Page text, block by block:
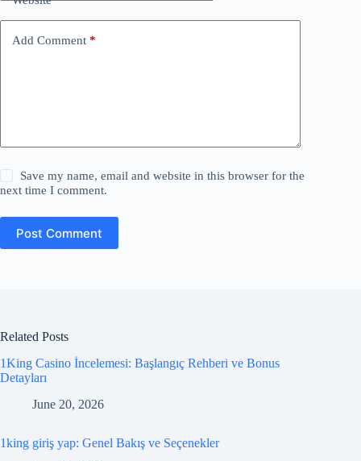
Add Comment *
Save my name, email and website in this browser for the
next time I comment.
Post Comment
Related Posts
1King Casino İncelemesi: Başlangıç Rehberi ve Bonus
Detayları
June 20, 2026
1king giriş yap: Genel Bakış ve Seçenekler